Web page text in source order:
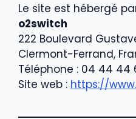
Le site est hébergé
o2switch
222 Boulevard
Clermont-Ferrand,
Téléphone : 04 44 44
Site web : https://